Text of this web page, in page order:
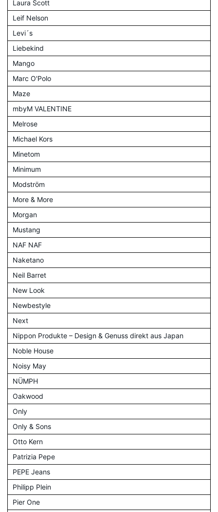
Laura Scott
Leif Nelson
Levi´s
Liebekind
Mango
Marc O'Polo
Maze
mbyM VALENTINE
Melrose
Michael Kors
Minetom
Minimum
Modström
More & More
Morgan
Mustang
NAF NAF
Naketano
Neil Barret
New Look
Newbestyle
Next
Nippon Produkte – Design & Genuss direkt aus Japan
Noble House
Noisy May
NÜMPH
Oakwood
Only
Only & Sons
Otto Kern
Patrizia Pepe
PEPE Jeans
Philipp Plein
Pier One